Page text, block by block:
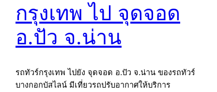
กรุงเทพ ไป จุดจอด
อ.ปัว จ.น่าน
รถทัวร์กรุงเทพ ไปยัง จุดจอด อ.ปัว จ.น่าน ของรถทัวร์
บางกอกบัสไลน์ มีเที่ยวรถปรับอากาศให้บริการ